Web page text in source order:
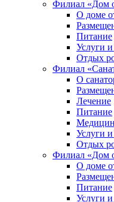
Филиал «Дом
О доме
Питание
Услуги и
Отдых
Филиал
О
Лечение
Питание
Услуги и
Отдых
Филиал «Дом
О доме
Питание
Услуги и